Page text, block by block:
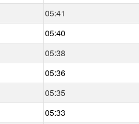
05:41
05:40
05:38
05:36
05:35
05:33